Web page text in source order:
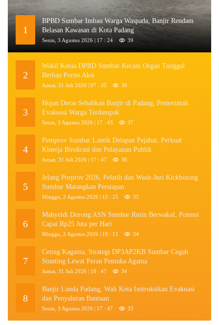
1
BPBD Sumbar Imbau Warga Waspada, Banjir Rendam
Belasan Kawasan di Kota Padang
Senin, 3 Agustus 2026 | 17 : 24 39
2
Wakil Ketua DPRD Sumbar Kecam Organ Tunggal
Berbau Porno Aksi
Jumat, 31 Juli 2026 | 07 : 35 39
3
Hujan Deras Sebabkan Banjir di Padang, Pemerintah
Evakuasi Warga Terdampak
Senin, 3 Agustus 2026 | 17 : 43 37
4
Pemprov Sumbar Lantik Delapan Pejabat, Perkuat
Kinerja Birokrasi dan Pelayanan Publik
Jumat, 31 Juli 2026 | 17 : 47 36
5
Jelang Porprov 2026, Pelatih dan Wasit-Juri Kickboxing
Sumbar Matangkan Persiapan
Minggu, 2 Agustus 2026 | 15 : 25 35
6
Mahyeldi Dorong ASN Sumbar Rutin Berwakaf, Potensi
Capai Rp25 Juta per Hari
Minggu, 2 Agustus 2026 | 19 : 11 34
7
Ceting Kagama, Strategi DP3AP2KB Sumbar Cegah
Stunting Lewat Peran Pemuka Agama
Jumat, 31 Juli 2026 | 18 : 47 34
8
Banjir Landa Padang, Wali Kota Instruksikan Evakuasi
dan Penyaluran Bantuan
Senin, 3 Agustus 2026 | 17 : 47 33